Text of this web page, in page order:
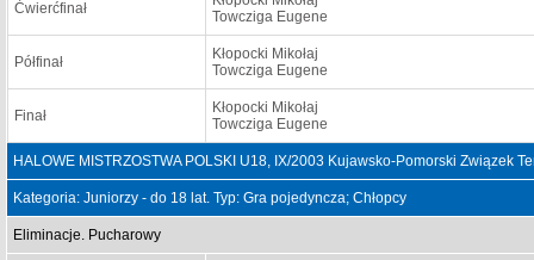
Ćwierćfinał
Towcziga Eugene
Półfinał
Kłopocki Mikołaj
Towcziga Eugene
Finał
Kłopocki Mikołaj
Towcziga Eugene
HALOWE MISTRZOSTWA POLSKI U18, IX/2003 Kujawsko-Pomorski Związek
Kategoria: Juniorzy - do 18 lat. Typ: Gra pojedyncza; Chłopcy
Eliminacje. Pucharowy